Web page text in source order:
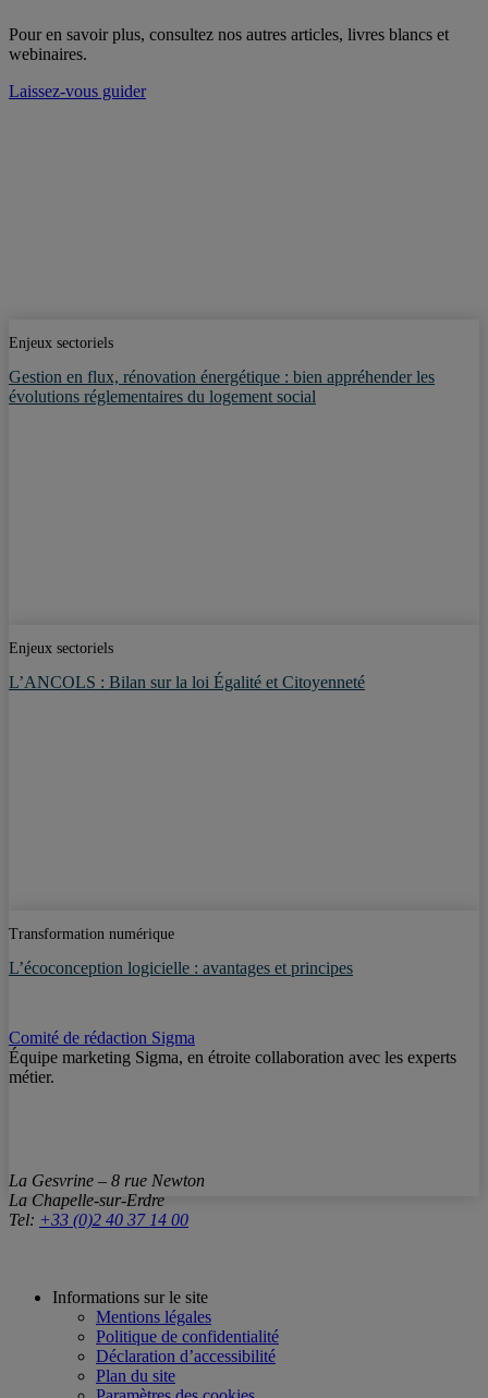
Pour en savoir plus, consultez nos autres articles, livres blancs et
webinaires.
Laissez-vous guider
Enjeux sectoriels
Gestion en flux, rénovation énergétique : bien appréhender les
évolutions réglementaires du logement social
Enjeux sectoriels
L’ANCOLS : Bilan sur la loi Égalité et Citoyenneté
Transformation numérique
L’écoconception logicielle : avantages et principes
Comité de rédaction Sigma
Équipe marketing Sigma, en étroite collaboration avec les experts
métier.
La Gesvrine – 8 rue Newton
La Chapelle-sur-Erdre
Tel: +33 (0)2 40 37 14 00
Informations sur le site
Mentions légales
Politique de confidentialité
Déclaration d’accessibilité
Plan du site